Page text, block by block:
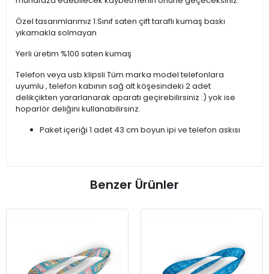
Özel tasarımlarımız 1.Sınıf saten çift taraflı kumaş baskı
yıkamakla solmayan
Yerli üretim %100 saten kumaş
Telefon veya usb klipsli Tüm marka model telefonlara
uyumlu , telefon kabının sağ alt köşesindeki 2 adet
delikçikten yararlanarak aparatı geçirebilirsiniz :) yok ise
hoparlör deliğini kullanabilirsinz.
Paket içeriği 1 adet 43 cm boyun ipi ve telefon askısı
Benzer Ürünler